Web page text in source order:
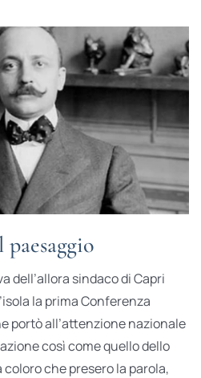
dell’allora sindaco di Capri
la prima Conferenza
portò all’attenzione nazionale
così come quello dello
che presero la parola,